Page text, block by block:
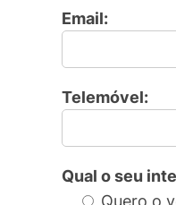
Email:
Telemóvel:
Qual o seu
Quero o